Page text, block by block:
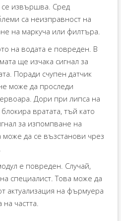
извършва. Сред
са неизправност на
на маркуча или филтъра.
на водата е повреден. В
ще изчака сигнал за
Поради счупен датчик
може да проследи
Дори при липса на
вратата, тъй като
за изпомпване на
може да се възстанови чрез
е ​​повреден. Случай,
специалист. Това може да
актуализация на фърмуера
частта.